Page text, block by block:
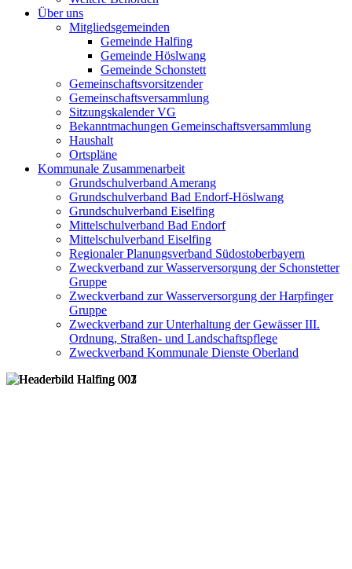
Über uns
Mitgliedsgemeinden
Gemeinde Halfing
Gemeinde Höslwang
Gemeinde Schonstett
Gemeinschaftsvorsitzender
Gemeinschaftsversammlung
Sitzungskalender VG
Bekanntmachungen Gemeinschaftsversammlung
Haushalt
Ortspläne
Kommunale Zusammenarbeit
Grundschulverband Amerang
Grundschulverband Bad Endorf-Höslwang
Grundschulverband Eiselfing
Mittelschulverband Bad Endorf
Mittelschulverband Eiselfing
Regionaler Planungsverband Südostoberbayern
Zweckverband zur Wasserversorgung der Schonstetter
Gruppe
Zweckverband zur Wasserversorgung der Harpfinger
Gruppe
Zweckverband zur Unterhaltung der Gewässer III.
Ordnung, Straßen- und Landschaftspflege
Zweckverband Kommunale Dienste Oberland